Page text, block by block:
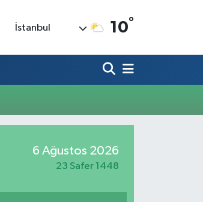
İstanbul 10°
6 Ağustos 2026
23 Safer 1448